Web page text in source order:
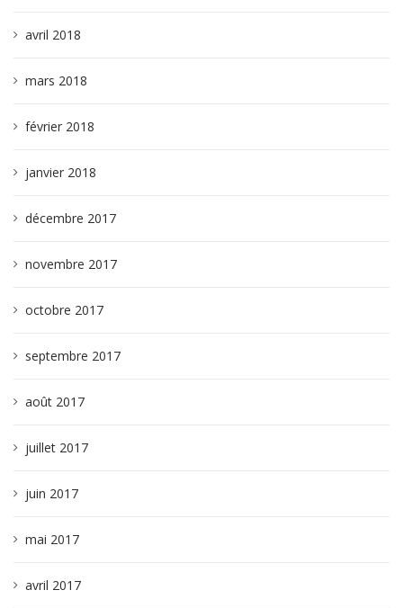
avril 2018
mars 2018
février 2018
janvier 2018
décembre 2017
novembre 2017
octobre 2017
septembre 2017
août 2017
juillet 2017
juin 2017
mai 2017
avril 2017